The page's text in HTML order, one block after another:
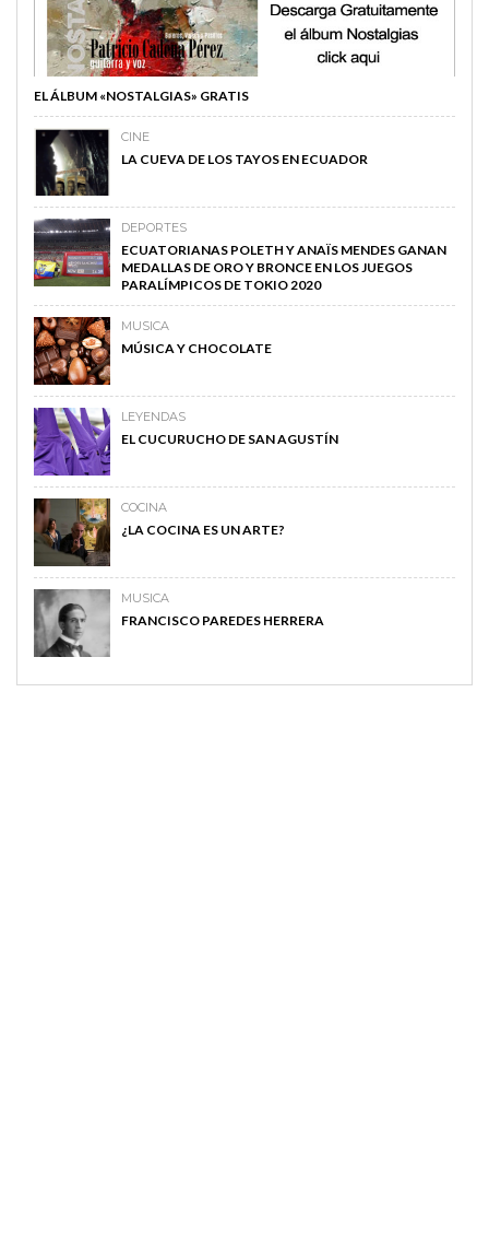
EL ÁLBUM «NOSTALGIAS» GRATIS
CINE
LA CUEVA DE LOS TAYOS EN ECUADOR
DEPORTES
ECUATORIANAS POLETH Y ANAÏS MENDES GANAN
MEDALLAS DE ORO Y BRONCE EN LOS JUEGOS
PARALÍMPICOS DE TOKIO 2020
MUSICA
MÚSICA Y CHOCOLATE
LEYENDAS
EL CUCURUCHO DE SAN AGUSTÍN
COCINA
¿LA COCINA ES UN ARTE?
MUSICA
FRANCISCO PAREDES HERRERA